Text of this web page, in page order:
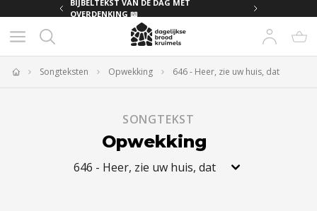
BIJBELTEKST VAN DE DAG MET
OVERDENKING 📖
Songteksten Opwekking 646 - Heer, zie uw huis, dat
SONGTEKST
Opwekking
646 - Heer, zie uw huis, dat